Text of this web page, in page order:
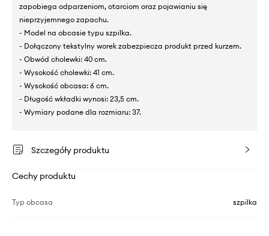
zapobiega odparzeniom, otarciom oraz pojawianiu się
nieprzyjemnego zapachu.
- Model na obcasie typu szpilka.
- Dołączony tekstylny worek zabezpiecza produkt przed kurzem.
- Obwód cholewki: 40 cm.
- Wysokość cholewki: 41 cm.
- Wysokość obcasa: 6 cm.
- Długość wkładki wynosi: 23,5 cm.
- Wymiary podane dla rozmiaru: 37.
Szczegóły produktu
Cechy produktu
Typ obcasa szpilka